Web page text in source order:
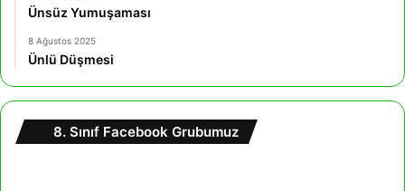
Ünsüz Yumuşaması
8 Ağustos 2025
Ünlü Düşmesi
8. Sınıf Facebook Grubumuz